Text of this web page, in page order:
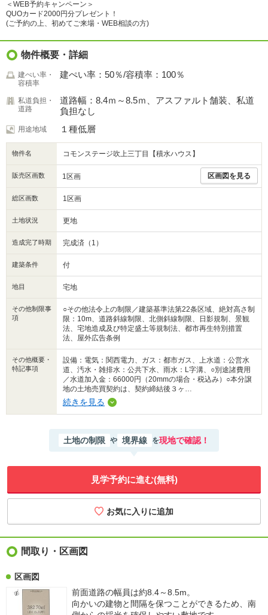
＜WEB予約キャンペーン＞
QUOカード2000円分プレゼント！
(ご予約の上、初めてご来場・WEB相談の方)
物件概要・詳細
建ぺい率・
容積率
建ぺい率：50％/容積率：100％
私道負担・
道路
道路幅：8.4ｍ～8.5ｍ、アスファルト舗装、私道
負担なし
用途地域 １種低層
物件名 コモンステージ吹上三丁目【積水ハウス】
販売区画数 1区画 区画図を見る
総区画数 1区画
土地状況 更地
造成完了時期 完成済（1）
建築条件 付
地目 宅地
その他制限事
項
○その他法令上の制限／建築基準法第22条区域、絶対高さ制
限：10m、道路斜線制限、北側斜線制限、日影規制、景観
法、宅地造成及び特定盛土等規制法、都市再生特別措置
法、屋外広告条例
その他概要・
特記事項
設備：電気：関西電力、ガス：都市ガス、上水道：公営水
道、汚水・雑排水：公共下水、雨水：L字溝、○別途諸費用
／水道加入金：66000円（20mmの場合・税込み）○本分譲
地の土地売買契約は、契約締結後３ヶ…
続きを見る
土地の制限 や 境界線 を現地で確認！
見学予約に進む(無料)
間取り・区画図
区画図
前面道路の幅員は約8.4～8.5m。
向かいの建物と間隔を保つことができるため、南